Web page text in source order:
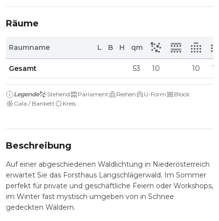
Räume
Raumname L B H qm
Gesamt 53 10 10
Legende Stehend Parlament Reihen U-Form
Block
Gala / Bankett
Kreis
Beschreibung
Auf einer abgeschiedenen Waldlichtung in Niederösterreich
erwartet Sie das Forsthaus Langschlägerwald. Im Sommer
perfekt für private und geschäftliche Feiern oder Workshops,
im Winter fast mystisch umgeben von in Schnee
gedeckten Wäldern.